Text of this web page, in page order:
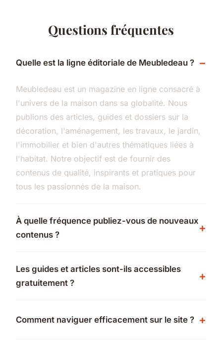
Questions fréquentes
Quelle est la ligne éditoriale de Meubledeau ?
Meubledeau est un magazine en ligne consacré à
l'univers de la maison dans sa globalité. Nous
publions des articles, guides et dossiers sur la
décoration, l'aménagement, les travaux, le jardin,
l'immobilier et bien d'autres thématiques liées à
l'habitat. Notre objectif est de fournir des
contenus de qualité, inspirants et pratiques pour
tous les passionnés de la maison.
À quelle fréquence publiez-vous de nouveaux
contenus ?
Les guides et articles sont-ils accessibles
gratuitement ?
Comment naviguer efficacement sur le site ?